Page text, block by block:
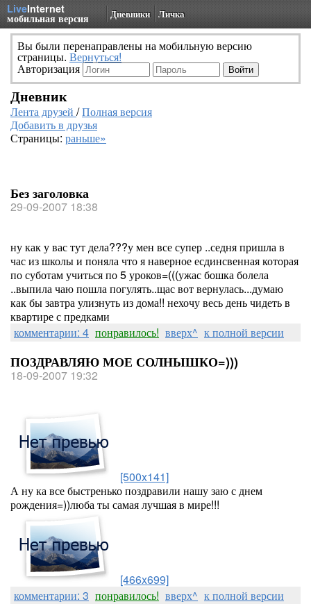
LiveInternet
мобильная версия Дневники Личка
Вы были перенаправлены на мобильную версию
страницы. Вернуться!
Авторизация
Дневник
Лента друзей /Полная версия
Добавить в друзья
Страницы: раньше»
Без заголовка
29-09-2007 18:38
ну как у вас тут дела???у мен все супер ..седня пришла в
час из школы и поняла что я наверное есдинсвенная которая
по суботам учиться по 5 уроков=(((ужас бошка болела
..выпила чаю пошла погулять..щас вот вернулась...думаю
как бы завтра улизнуть из дома!! нехочу весь день чидеть в
квартире с предками
комментарии: 4 понравилось! вверх^ к полной версии
ПОЗДРАВЛЯЮ МОЕ СОЛНЫШКО=)))
18-09-2007 19:32
[500x141]
А ну ка все быстренько поздравили нашу заю с днем
рождения=))люба ты самая лучшая в мире!!!
[466x699]
комментарии: 3 понравилось! вверх^ к полной версии